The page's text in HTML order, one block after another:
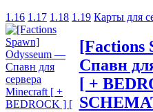
1.16 1.17 1.18 1.19 Карты для
[Factions
Спавн
[ +